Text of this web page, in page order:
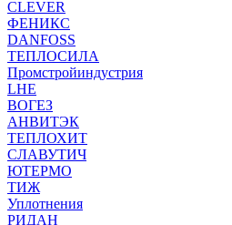
CLEVER
ФЕНИКС
DANFOSS
ТЕПЛОСИЛА
Промстройиндустрия
LHE
ВОГЕЗ
АНВИТЭК
ТЕПЛОХИТ
СЛАВУТИЧ
ЮТЕРМО
ТИЖ
Уплотнения
РИДАН